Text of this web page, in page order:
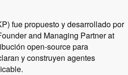
fue propuesto y desarrollado por
and Managing Partner at
open-source para
y construyen agentes